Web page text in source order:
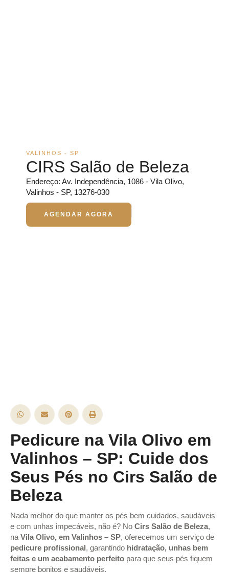
VALINHOS - SP
CIRS Salão de Beleza
Endereço: Av. Independência, 1086 - Vila Olivo,
Valinhos - SP, 13276-030
AGENDAR AGORA
Pedicure na Vila Olivo em
Valinhos – SP: Cuide dos
Seus Pés no Cirs Salão de
Beleza
Nada melhor do que manter os pés bem cuidados, saudáveis
e com unhas impecáveis, não é? No Cirs Salão de Beleza,
na Vila Olivo, em Valinhos – SP, oferecemos um serviço de
pedicure profissional, garantindo hidratação, unhas bem
feitas e um acabamento perfeito para que seus pés fiquem
sempre bonitos e saudáveis.